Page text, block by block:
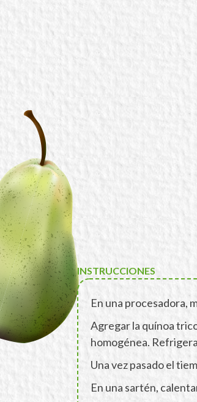
INSTRUCCIONES
En una procesadora,
Agregar la quínoa
homogénea.
Una vez pasado el
En una sartén,